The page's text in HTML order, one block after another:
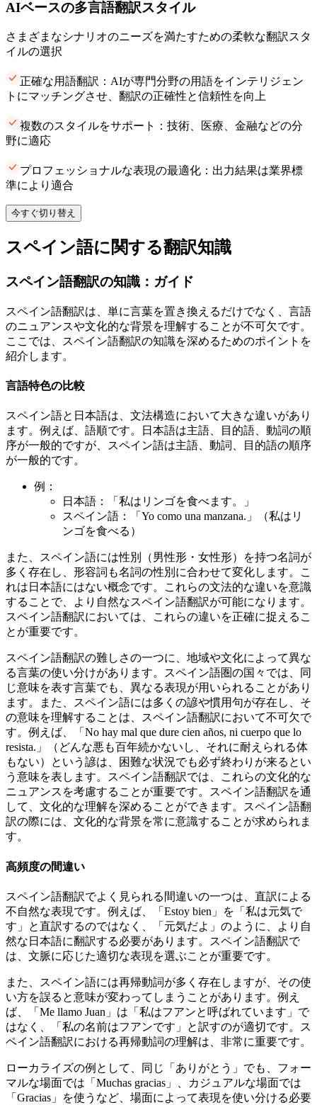
AIベースの多言語翻訳スタイル
さまざまなシナリオのニーズを満たすための柔軟な翻訳スタ
イルの選択
正確な用語翻訳：AIが専門分野の用語をインテリジェン
トにマッチングさせ、翻訳の正確性と信頼性を向上
複数のスタイルをサポート：技術、医療、金融などの分
野に適応
プロフェッショナルな表現の最適化：出力結果は業界標
準により適合
今すぐ切り替え
スペイン語に関する翻訳知識
スペイン語翻訳の知識：ガイド
スペイン語翻訳は、単に言葉を置き換えるだけでなく、言語
のニュアンスや文化的な背景を理解することが不可欠です。
ここでは、スペイン語翻訳の知識を深めるためのポイントを
紹介します。
言語特色の比較
スペイン語と日本語は、文法構造において大きな違いがあり
ます。例えば、語順です。日本語は主語、目的語、動詞の順
序が一般的ですが、スペイン語は主語、動詞、目的語の順序
が一般的です。
例：
日本語：「私はリンゴを食べます。」
スペイン語：「Yo como una manzana.」（私はリ
ンゴを食べる）
また、スペイン語には性別（男性形・女性形）を持つ名詞が
多く存在し、形容詞も名詞の性別に合わせて変化します。こ
れは日本語にはない概念です。これらの文法的な違いを意識
することで、より自然なスペイン語翻訳が可能になります。
スペイン語翻訳においては、これらの違いを正確に捉えるこ
とが重要です。
スペイン語翻訳の難しさの一つに、地域や文化によって異な
る言葉の使い分けがあります。スペイン語圏の国々では、同
じ意味を表す言葉でも、異なる表現が用いられることがあり
ます。また、スペイン語には多くの諺や慣用句が存在し、そ
の意味を理解することは、スペイン語翻訳において不可欠で
す。例えば、「No hay mal que dure cien años, ni cuerpo que lo
resista.」（どんな悪も百年続かないし、それに耐えられる体
もない）という諺は、困難な状況でも必ず終わりが来るとい
う意味を表します。スペイン語翻訳では、これらの文化的な
ニュアンスを考慮することが重要です。スペイン語翻訳を通
して、文化的な理解を深めることができます。スペイン語翻
訳の際には、文化的な背景を常に意識することが求められま
す。
高頻度の間違い
スペイン語翻訳でよく見られる間違いの一つは、直訳による
不自然な表現です。例えば、「Estoy bien」を「私は元気で
す」と直訳するのではなく、「元気だよ」のように、より自
然な日本語に翻訳する必要があります。スペイン語翻訳で
は、文脈に応じた適切な表現を選ぶことが重要です。
また、スペイン語には再帰動詞が多く存在しますが、その使
い方を誤ると意味が変わってしまうことがあります。例え
ば、「Me llamo Juan」は「私はフアンと呼ばれています」で
はなく、「私の名前はフアンです」と訳すのが適切です。ス
ペイン語翻訳における再帰動詞の理解は、非常に重要です。
ローカライズの例として、同じ「ありがとう」でも、フォー
マルな場面では「Muchas gracias」、カジュアルな場面では
「Gracias」を使うなど、場面によって表現を使い分ける必要